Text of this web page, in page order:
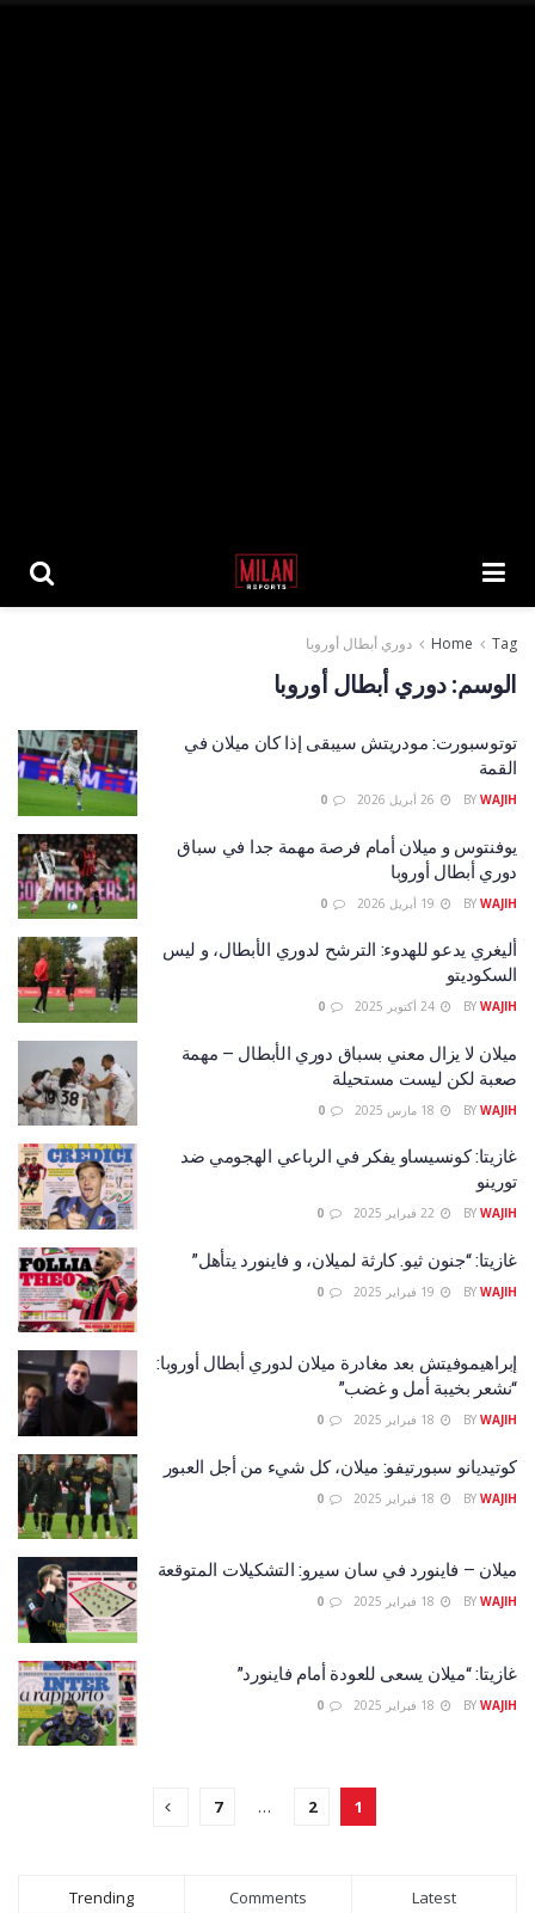
Home Tag دوري أبطال أوروبا
الوسم:دوري أبطال أوروبا
توتوسبورت: مودريتش سيبقى إذا كان ميلان في
القمة
BY WAJIH
يوفنتوس و ميلان أمام فرصة مهمة جدا في سباق
دوري أبطال أوروبا
BY WAJIH
أليغري يدعو للهدوء: الترشح لدوري الأبطال، و ليس
السكوديتو
BY WAJIH
ميلان لا يزال معني بسباق دوري الأبطال – مهمة
صعبة لكن ليست مستحيلة
BY WAJIH
غازيتا: كونسيساو يفكر في الرباعي الهجومي ضد
تورينو
BY WAJIH
غازيتا: “جنون ثيو. كارثة لميلان، و فاينورد يتأهل”
BY WAJIH
إبراهيموفيتش بعد مغادرة ميلان لدوري أبطال أوروبا:
“نشعر بخيبة أمل و غضب”
BY WAJIH
كوتيديانو سبورتيفو: ميلان، كل شيء من أجل العبور
BY WAJIH
ميلان – فاينورد في سان سيرو: التشكيلات المتوقعة
BY WAJIH
غازيتا: “ميلان يسعى للعودة أمام فاينورد”
BY WAJIH
1
2
…
7
Trending Comments Latest